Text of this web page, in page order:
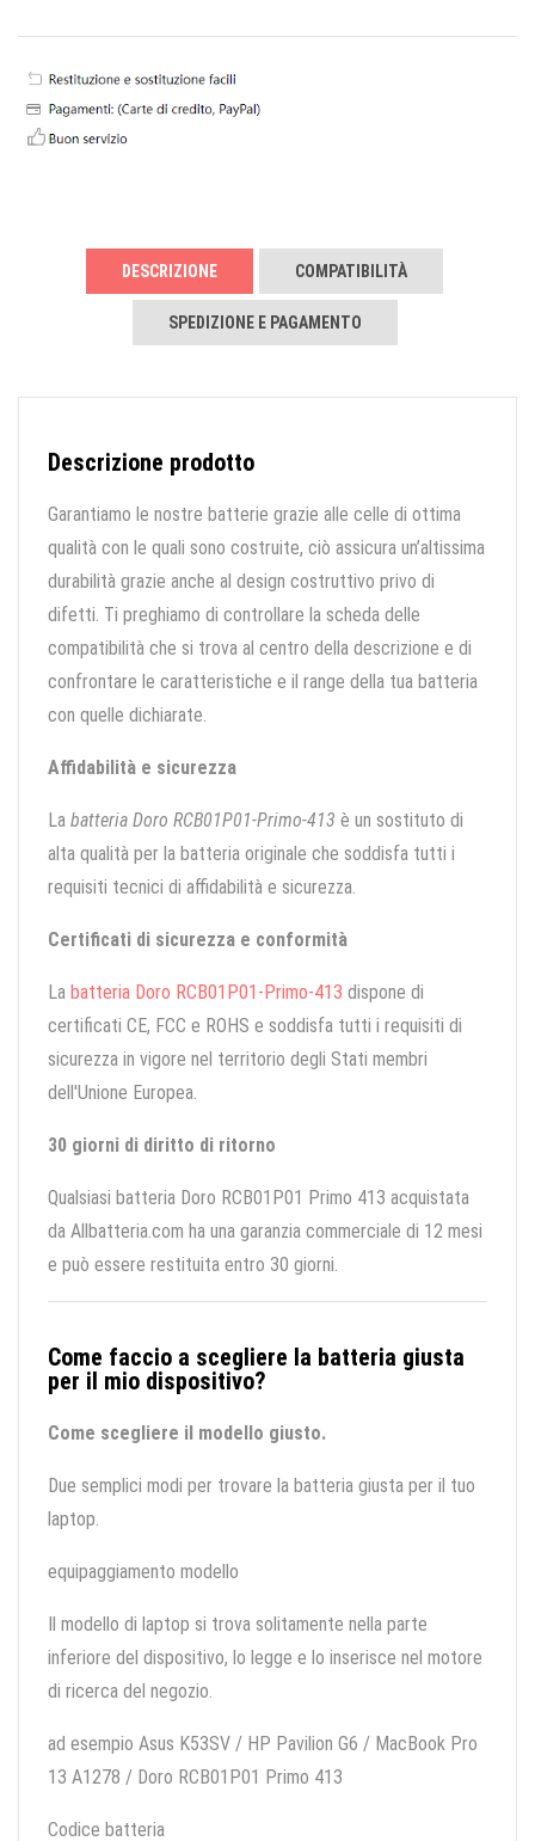
DESCRIZIONE COMPATIBILITÀ
SPEDIZIONE E PAGAMENTO
Descrizione prodotto
Garantiamo le nostre batterie grazie alle celle di ottima
qualità con le quali sono costruite, ciò assicura un’altissima
durabilità grazie anche al design costruttivo privo di
difetti. Ti preghiamo di controllare la scheda delle
compatibilità che si trova al centro della descrizione e di
confrontare le caratteristiche e il range della tua batteria
con quelle dichiarate.
Affidabilità e sicurezza
La batteria Doro RCB01P01-Primo-413 è un sostituto di
alta qualità per la batteria originale che soddisfa tutti i
requisiti tecnici di affidabilità e sicurezza.
Certificati di sicurezza e conformità
La batteria Doro RCB01P01-Primo-413 dispone di
certificati CE, FCC e ROHS e soddisfa tutti i requisiti di
sicurezza in vigore nel territorio degli Stati membri
dell'Unione Europea.
30 giorni di diritto di ritorno
Qualsiasi batteria Doro RCB01P01 Primo 413 acquistata
da Allbatteria.com ha una garanzia commerciale di 12 mesi
e può essere restituita entro 30 giorni.
Come faccio a scegliere la batteria giusta
per il mio dispositivo?
Come scegliere il modello giusto.
Due semplici modi per trovare la batteria giusta per il tuo
laptop.
equipaggiamento modello
Il modello di laptop si trova solitamente nella parte
inferiore del dispositivo, lo legge e lo inserisce nel motore
di ricerca del negozio.
ad esempio Asus K53SV / HP Pavilion G6 / MacBook Pro
13 A1278 / Doro RCB01P01 Primo 413
Codice batteria